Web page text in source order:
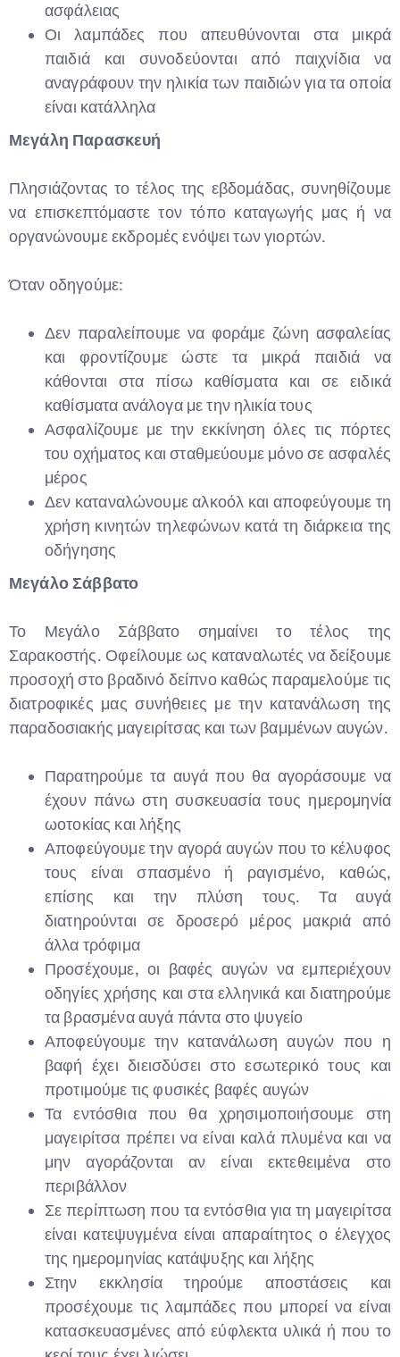
ασφάλειας
Οι λαμπάδες που απευθύνονται στα μικρά
παιδιά και συνοδεύονται από παιχνίδια να
αναγράφουν την ηλικία των παιδιών για τα οποία
είναι κατάλληλα
Μεγάλη Παρασκευή
Πλησιάζοντας το τέλος της εβδομάδας, συνηθίζουμε
να επισκεπτόμαστε τον τόπο καταγωγής μας ή να
οργανώνουμε εκδρομές ενόψει των γιορτών.
Όταν οδηγούμε:
Δεν παραλείπουμε να φοράμε ζώνη ασφαλείας
και φροντίζουμε ώστε τα μικρά παιδιά να
κάθονται στα πίσω καθίσματα και σε ειδικά
καθίσματα ανάλογα με την ηλικία τους
Ασφαλίζουμε με την εκκίνηση όλες τις πόρτες
του οχήματος και σταθμεύουμε μόνο σε ασφαλές
μέρος
Δεν καταναλώνουμε αλκοόλ και αποφεύγουμε τη
χρήση κινητών τηλεφώνων κατά τη διάρκεια της
οδήγησης
Μεγάλο Σάββατο
Το Μεγάλο Σάββατο σημαίνει το τέλος της
Σαρακοστής. Οφείλουμε ως καταναλωτές να δείξουμε
προσοχή στο βραδινό δείπνο καθώς παραμελούμε τις
διατροφικές μας συνήθειες με την κατανάλωση της
παραδοσιακής μαγειρίτσας και των βαμμένων αυγών.
Παρατηρούμε τα αυγά που θα αγοράσουμε να
έχουν πάνω στη συσκευασία τους ημερομηνία
ωοτοκίας και λήξης
Αποφεύγουμε την αγορά αυγών που το κέλυφος
τους είναι σπασμένο ή ραγισμένο, καθώς,
επίσης και την πλύση τους. Τα αυγά
διατηρούνται σε δροσερό μέρος μακριά από
άλλα τρόφιμα
Προσέχουμε, οι βαφές αυγών να εμπεριέχουν
οδηγίες χρήσης και στα ελληνικά και διατηρούμε
τα βρασμένα αυγά πάντα στο ψυγείο
Αποφεύγουμε την κατανάλωση αυγών που η
βαφή έχει διεισδύσει στο εσωτερικό τους και
προτιμούμε τις φυσικές βαφές αυγών
Τα εντόσθια που θα χρησιμοποιήσουμε στη
μαγειρίτσα πρέπει να είναι καλά πλυμένα και να
μην αγοράζονται αν είναι εκτεθειμένα στο
περιβάλλον
Σε περίπτωση που τα εντόσθια για τη μαγειρίτσα
είναι κατεψυγμένα είναι απαραίτητος ο έλεγχος
της ημερομηνίας κατάψυξης και λήξης
Στην εκκλησία τηρούμε αποστάσεις και
προσέχουμε τις λαμπάδες που μπορεί να είναι
κατασκευασμένες από εύφλεκτα υλικά ή που το